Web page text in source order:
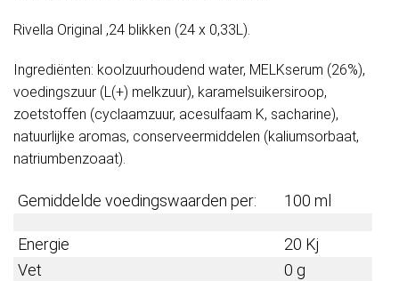
Rivella Original ,24 blikken (24 x 0,33L).
Ingrediënten: koolzuurhoudend water, MELKserum (26%),
voedingszuur (L(+) melkzuur), karamelsuikersiroop,
zoetstoffen (cyclaamzuur, acesulfaam K, sacharine),
natuurlijke aromas, conserveermiddelen (kaliumsorbaat,
natriumbenzoaat).
Gemiddelde voedingswaarden per: 100 ml
Energie
20 Kj
Vet
0 g